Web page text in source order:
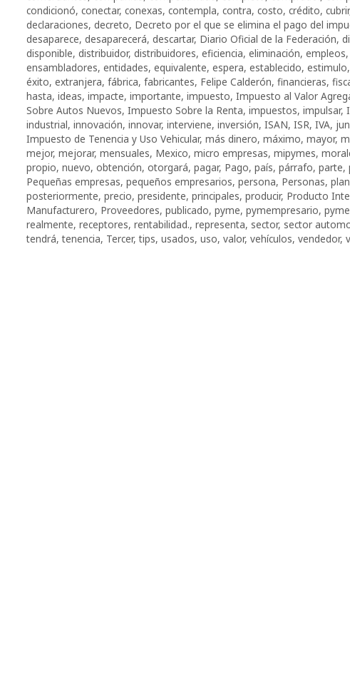
condicionó, conectar, conexas, contempla, contra, costo, crédito, cubrir
declaraciones, decreto, Decreto por el que se elimina el pago del
desaparece, desaparecerá, descartar, Diario Oficial de la Federación,
disponible, distribuidor, distribuidores, eficiencia, eliminación, empleos,
ensambladores, entidades, equivalente, espera, establecido, estimulo,
éxito, extranjera, fábrica, fabricantes, Felipe Calderón, financieras,
hasta, ideas, impacte, importante, impuesto, Impuesto al Valor
Sobre Autos Nuevos, Impuesto Sobre la Renta, impuestos, impulsar,
industrial, innovación, innovar, interviene, inversión, ISAN, ISR, IVA,
Impuesto de Tenencia y Uso Vehicular, más dinero, máximo, mayor,
mejor, mejorar, mensuales, Mexico, micro empresas, mipymes,
propio, nuevo, obtención, otorgará, pagar, Pago, país, párrafo, parte,
Pequeñas empresas, pequeños empresarios, persona, Personas,
posteriormente, precio, presidente, principales, producir, Producto
Manufacturero, Proveedores, publicado, pyme, pymempresario,
realmente, receptores, rentabilidad., representa, sector, sector
tendrá,tenencia, Tercer,tips, usados, uso, valor, vehículos, vendedor,